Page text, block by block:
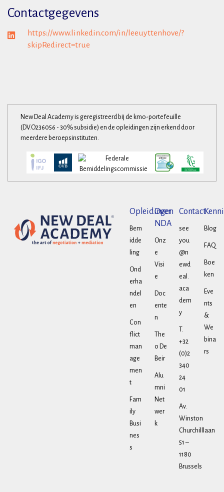
Contactgegevens
https://www.linkedin.com/in/leeuyttenhove/?
skipRedirect=true
New Deal Academy is geregistreerd bij de kmo-portefeuille
(DV.O236056 - 30% subsidie) en de opleidingen zijn erkend door
meerdere beroepsinstituten.
Opleidingen
Bem
idde
ling
Ond
erha
ndel
en
Con
flict
man
age
men
t
Fam
ily
Busi
nes
s
Over
NDA
Onz
e
Visi
e
Doc
ente
n
The
o De
Beir
Alu
mni
Net
wer
k
Contact
see
you
@n
ewd
eal.
aca
dem
y
T.
+32
(0)2
340
24
01
Av.
Winston
Churchilllaan
51 –
1180
Brussels
Blog
FAQ
Boe
ken
Eve
nts
&
We
bina
rs